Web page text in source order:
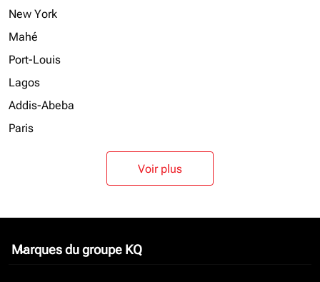
New York
Mahé
Port-Louis
Lagos
Addis-Abeba
Paris
Voir plus
Marques du groupe KQ
keyboard_arrow_down